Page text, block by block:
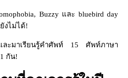
Buzzy และ bluebird day
งไม่ได้!
และมาเรียนรู้คำศัพท์ 15 ศัพท์ภาษา
กัน!